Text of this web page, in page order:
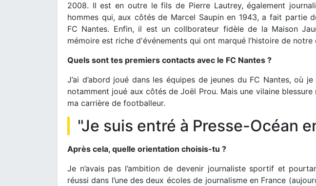
2008. Il est en outre le fils de Pierre Lautrey, également
hommes qui, aux côtés de Marcel Saupin en 1943, a fait partie
FC Nantes. Enfin, il est un collborateur fidèle de la Maison
mémoire est riche d'événements qui ont marqué l’histoire de
Quels sont tes premiers contacts avec le FC Nantes ?
J’ai d’abord joué dans les équipes de jeunes du FC Nantes, où je
notamment joué aux côtés de Joël Prou. Mais une vilaine
ma carrière de footballeur.
"Je suis entré à Presse-Océan
Après cela, quelle orientation choisis-tu ?
Je n’avais pas l’ambition de devenir journaliste sportif et
réussi dans l’une des deux écoles de journalisme en France